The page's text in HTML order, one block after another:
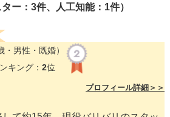
ー：3件、人工知能：1件）
・男性・既婚）
キング： 2位
プロフィール詳細＞＞